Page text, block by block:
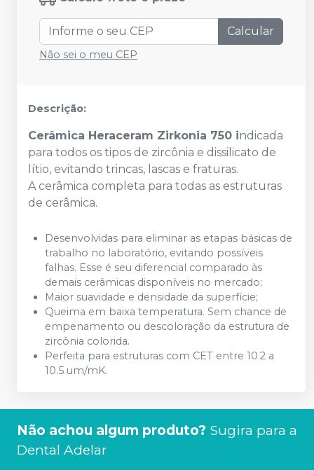
Calcular
Não sei o meu CEP
Descrição:
Cerâmica Heraceram Zirkonia 750 indicada
para todos os tipos de zircônia e dissilicato de
lítio, evitando trincas, lascas e fraturas.
A cerâmica completa para todas as estruturas
de cerâmica.
Desenvolvidas para eliminar as etapas básicas de
trabalho no laboratório, evitando possíveis
falhas. Esse é seu diferencial comparado às
demais cerâmicas disponíveis no mercado;
Maior suavidade e densidade da superfície;
Queima em baixa temperatura. Sem chance de
empenamento ou descoloração da estrutura de
zircônia colorida.
Perfeita para estruturas com CET entre 10.2 a
10.5 um/mK.
Não achou algum produto? Sugira para a
Dental Adelar